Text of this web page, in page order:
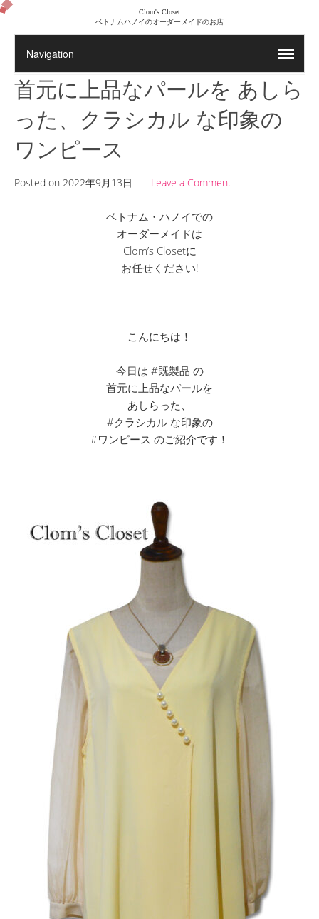
Clom's Closet
ベトナムハノイのオーダーメイドのお店
首元に上品なパールを あしら
った、クラシカル な印象の
ワンピース
Posted on 2022年9月13日 Leave a Comment
ベトナム・ハノイでの
オーダーメイドは
Clom’s Closetに
お任せください!
================
こんにちは！
今日は #既製品 の
首元に上品なパールを
あしらった、
#クラシカル な印象の
#ワンピース のご紹介です！